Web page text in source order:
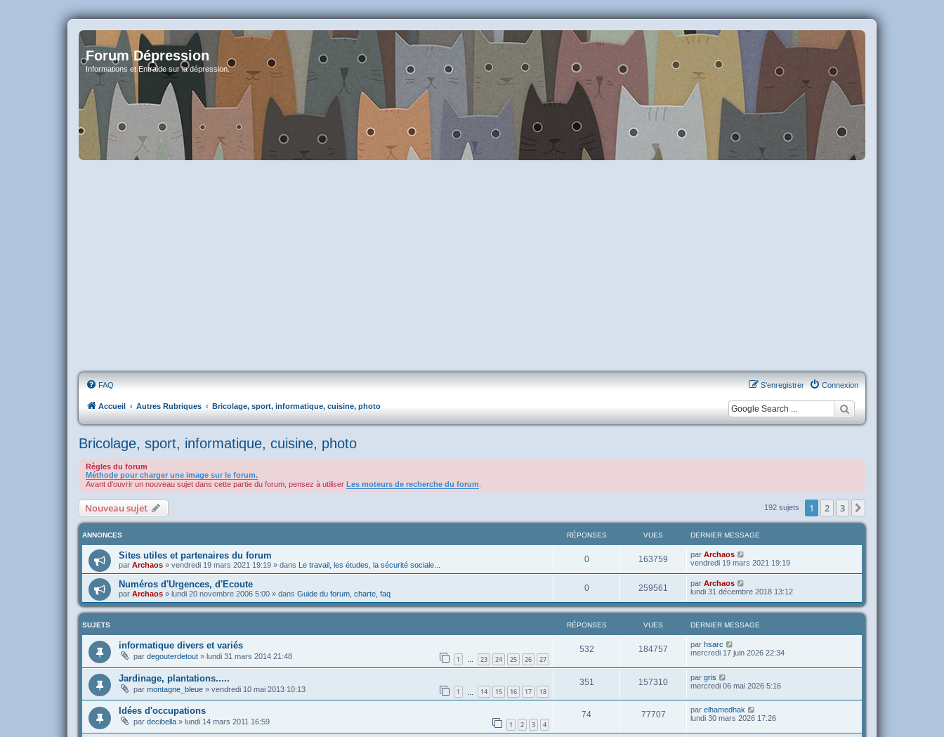
Forum Dépression
Informations et Entraide sur la dépression.
FAQ Connexion
S’enregistrer
Accueil Autres Rubriques Bricolage, sport, informatique, cuisine, photo
Bricolage, sport, informatique, cuisine, photo
Règles du forum
Méthode pour charger une image sur le forum.
Avant d'ouvrir un nouveau sujet dans cette partie du forum, pensez à utiliser Les moteurs de recherche du forum
Nouveau sujet 192 sujets 1 2 3
ANNONCES RÉPONSES VUES DERNIER MESSAGE
Sites utiles et partenaires du forum
par Archaos » vendredi 19 mars 2021 19:19 » dans Le travail, les études, la sécurité sociale...
0 163759 par Archaos
vendredi 19 mars 2021 19:19
Numéros d'Urgences, d'Ecoute
par Archaos » lundi 20 novembre 2006 5:00 » dans Guide du forum, charte, faq
0 259561 par Archaos
lundi 31 décembre 2018 13:12
SUJETS RÉPONSES VUES DERNIER MESSAGE
informatique divers et variés
par degouterdetout » lundi 31 mars 2014 21:48 1 … 23 24 25 26 27
532 184757 par hsarc
mercredi 17 juin 2026 22:34
Jardinage, plantations.....
par montagne_bleue » vendredi 10 mai 2013 10:13 1 14 15 16 17 18
351 157310 par gris
mercredi 06 mai 2026 5:16
Idées d'occupations
par decibella » lundi 14 mars 2011 16:59 1 2 3 4
74 77707 par elhamedhak
lundi 30 mars 2026 17:26